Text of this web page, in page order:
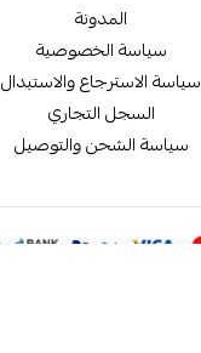
المدونة
سياسة الخصوصية
سياسة الاسترجاع والاستبدال
السجل التجاري
سياسة الشحن والتوصيل